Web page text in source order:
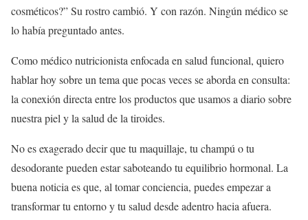
cosméticos?” Su rostro cambió. Y con razón. Ningún médico se
lo había preguntado antes.
Como médico nutricionista enfocada en salud funcional, quiero
hablar hoy sobre un tema que pocas veces se aborda en consulta:
la conexión directa entre los productos que usamos a diario sobre
nuestra piel y la salud de la tiroides.
No es exagerado decir que tu maquillaje, tu champú o tu
desodorante pueden estar saboteando tu equilibrio hormonal. La
buena noticia es que, al tomar conciencia, puedes empezar a
transformar tu entorno y tu salud desde adentro hacia afuera.